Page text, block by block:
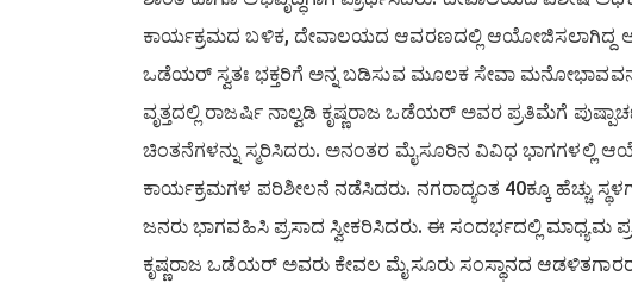
ಕಾರ್ಯಕ್ರಮದ ಬಳಿಕ, ದೇವಾಲಯದ ಆವರಣದಲ್ಲಿ ಆಯೋಜಿಸಲಾಗಿದ್ದ
ಒಡೆಯರ್ ಸ್ವತಃ ಭಕ್ತರಿಗೆ ಅನ್ನ ಬಡಿಸುವ ಮೂಲಕ ಸೇವಾ
ವೃತ್ತದಲ್ಲಿ ರಾಜರ್ಷಿ ನಾಲ್ವಡಿ ಕೃಷ್ಣರಾಜ ಒಡೆಯರ್ ಅವರ ಪ್ರತಿಮೆಗೆ
ಚಿಂತನೆಗಳನ್ನು ಸ್ಮರಿಸಿದರು. ಅನಂತರ ಮೈಸೂರಿನ ವಿವಿಧ ಭಾಗಗಳಲ್ಲಿ
ಕಾರ್ಯಕ್ರಮಗಳ ಪರಿಶೀಲನೆ ನಡೆಸಿದರು. ನಗರಾದ್ಯಂತ 40ಕ್ಕೂ ಹೆಚ್ಚು
ಜನರು ಭಾಗವಹಿಸಿ ಪ್ರಸಾದ ಸ್ವೀಕರಿಸಿದರು. ಈ ಸಂದರ್ಭದಲ್ಲಿ
ಕೃಷ್ಣರಾಜ ಒಡೆಯರ್ ಅವರು ಕೇವಲ ಮೈಸೂರು ಸಂಸ್ಥಾನದ